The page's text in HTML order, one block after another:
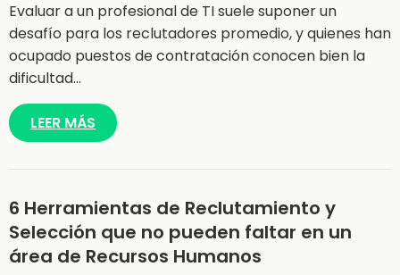
Evaluar a un profesional de TI suele suponer un
desafío para los reclutadores promedio, y quienes han
ocupado puestos de contratación conocen bien la
dificultad…
LEER MÁS
6 Herramientas de Reclutamiento y
Selección que no pueden faltar en un
área de Recursos Humanos